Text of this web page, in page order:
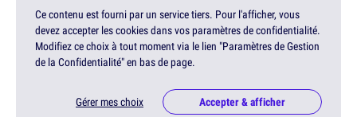
Ce contenu est fourni par un service tiers. Pour l'afficher, vous
devez accepter les cookies dans vos paramètres de confidentialité.
Modifiez ce choix à tout moment via le lien "Paramètres de Gestion
de la Confidentialité" en bas de page.
Gérer mes choix Accepter & afficher